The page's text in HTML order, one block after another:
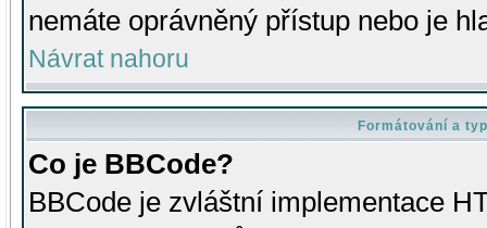
nemáte oprávněný přístup nebo je
Návrat nahoru
Formátování a
Co je BBCode?
BBCode je zvláštní implementace